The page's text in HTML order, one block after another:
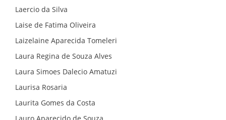
Laercio da Silva
Laise de Fatima Oliveira
Laizelaine Aparecida Tomeleri
Laura Regina de Souza Alves
Laura Simoes Dalecio Amatuzi
Laurisa Rosaria
Laurita Gomes da Costa